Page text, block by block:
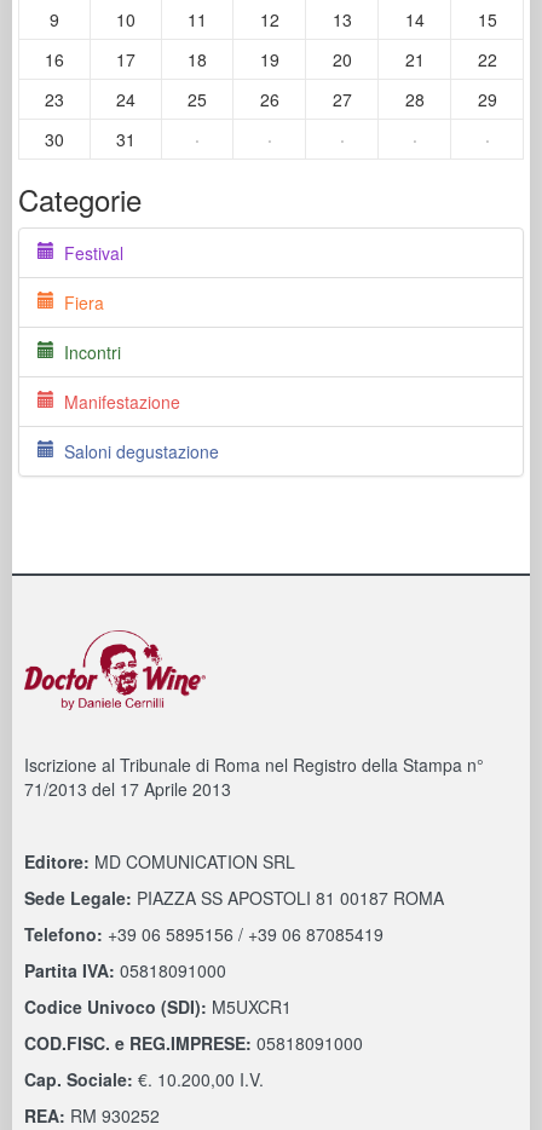
9 10 11 12 13 14
15
16
17 18 19 20 21
22
23
24 25 26 27 28
29
30
31 · · · · ·
Categorie
Festival
Fiera
Incontri
Manifestazione
Saloni degustazione
Iscrizione al Tribunale di Roma nel Registro della Stampa n°
71/2013 del 17 Aprile 2013
Editore: MD COMUNICATION SRL
Sede Legale: PIAZZA SS APOSTOLI 81 00187 ROMA
Telefono: +39 06 5895156 / +39 06 87085419
Partita IVA: 05818091000
Codice Univoco (SDI): M5UXCR1
COD.FISC. e REG.IMPRESE: 05818091000
Cap. Sociale: €. 10.200,00 I.V.
REA: RM 930252